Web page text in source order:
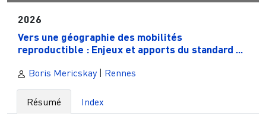
2026
Vers une géographie des mobilités
reproductible : Enjeux et apports du standard ...
Boris Mericskay | Rennes
Résumé Index